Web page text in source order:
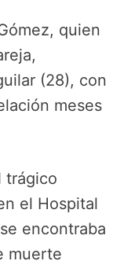
quien
(28), con
meses
trágico
el Hospital
encontraba
muerte